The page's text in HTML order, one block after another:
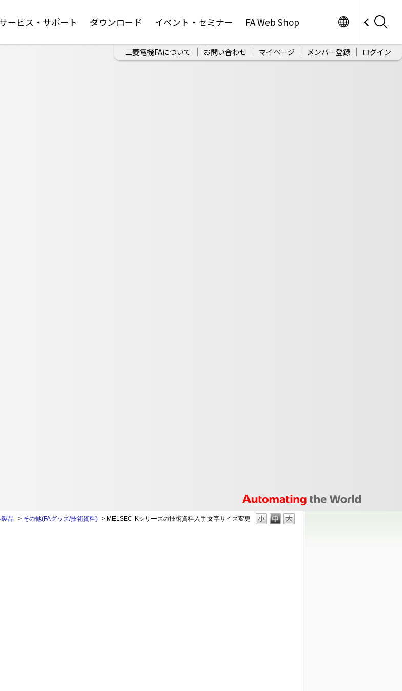
サービス・サポート ダウンロード イベント・セミナー FA Web Shop
三菱電機FAについて お問い合わせ マイページ メンバー登録 ログイン
文字サイズ変更
製品 > その他(FAグッズ/技術資料) > MELSEC-Kシリーズの技術資料入手